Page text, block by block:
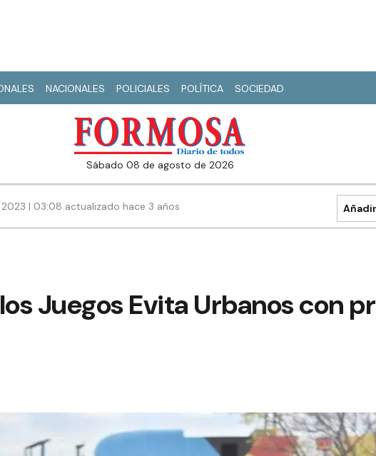
NACIONALES POLICIALES POLÍTICA SOCIEDAD
sábado 08 de agosto de 2026
| 03:08 actualizado hace 3 años
Juegos Evita Urbanos con